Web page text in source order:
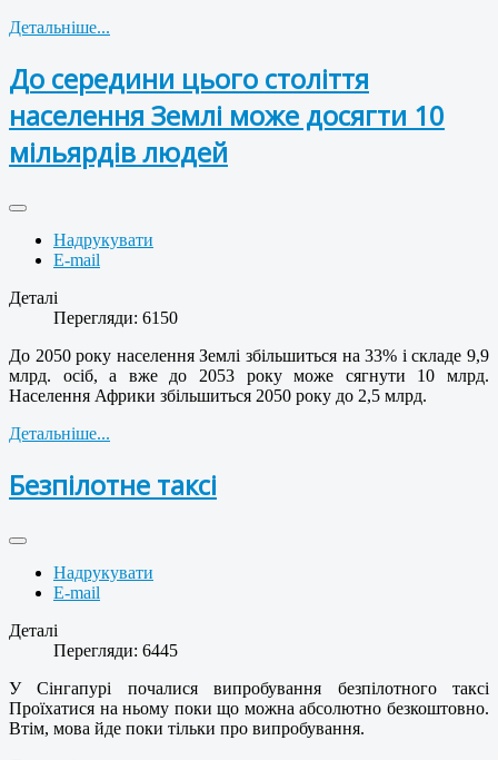
Детальніше...
До середини цього століття
населення Землі може досягти 10
мільярдів людей
Надрукувати
E-mail
Деталі
Перегляди: 6150
До 2050 року населення Землі збільшиться на 33% і складе 9,9
млрд. осіб, а вже до 2053 року може сягнути 10 млрд.
Населення Африки збільшиться 2050 року до 2,5 млрд.
Детальніше...
Безпілотне таксі
Надрукувати
E-mail
Деталі
Перегляди: 6445
У Сінгапурі почалися випробування безпілотного таксі
Проїхатися на ньому поки що можна абсолютно безкоштовно.
Втім, мова йде поки тільки про випробування.